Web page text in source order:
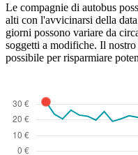
Le compagnie di autobus
alti con l'avvicinarsi della
giorni possono variare da
soggetti a modifiche. Il
possibile per risparmiare